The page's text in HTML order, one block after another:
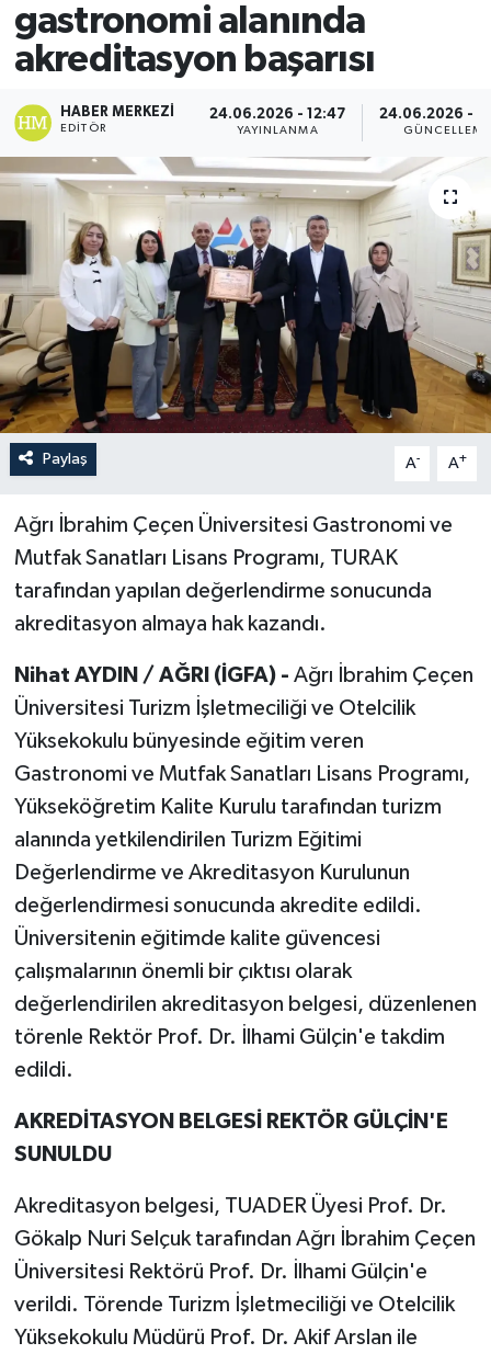
gastronomi alanında
akreditasyon başarısı
HABER MERKEZI
EDITÖR
24.06.2026 - 12:47
YAYINLANMA
24.06.2026 -
GÜNCELLEME
Paylaş A- A+
Ağrı İbrahim Çeçen Üniversitesi Gastronomi ve
Mutfak Sanatları Lisans Programı, TURAK
tarafından yapılan değerlendirme sonucunda
akreditasyon almaya hak kazandı.
Nihat AYDIN / AĞRI (İGFA) - Ağrı İbrahim Çeçen
Üniversitesi Turizm İşletmeciliği ve Otelcilik
Yüksekokulu bünyesinde eğitim veren
Gastronomi ve Mutfak Sanatları Lisans Programı,
Yükseköğretim Kalite Kurulu tarafından turizm
alanında yetkilendirilen Turizm Eğitimi
Değerlendirme ve Akreditasyon Kurulunun
değerlendirmesi sonucunda akredite edildi.
Üniversitenin eğitimde kalite güvencesi
çalışmalarının önemli bir çıktısı olarak
değerlendirilen akreditasyon belgesi, düzenlenen
törenle Rektör Prof. Dr. İlhami Gülçin'e takdim
edildi.
AKREDİTASYON BELGESİ REKTÖR GÜLÇİN'E
SUNULDU
Akreditasyon belgesi, TUADER Üyesi Prof. Dr.
Gökalp Nuri Selçuk tarafından Ağrı İbrahim Çeçen
Üniversitesi Rektörü Prof. Dr. İlhami Gülçin'e
verildi. Törende Turizm İşletmeciliği ve Otelcilik
Yüksekokulu Müdürü Prof. Dr. Akif Arslan ile